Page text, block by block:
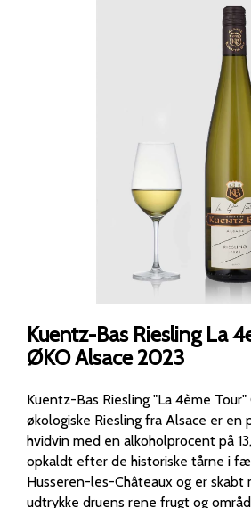
Kuentz-Bas Riesling La
ØKO Alsace 2023
Kuentz-Bas Riesling "La 4ème Tour"
økologiske Riesling fra Alsace er en
hvidvin med en alkoholprocent på 13,0 %.
opkaldt efter de historiske tårne i
Husseren-les-Châteaux og er skabt
udtrykke druens rene frugt og